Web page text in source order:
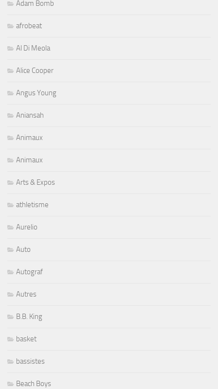
Adam Bomb
afrobeat
Al Di Meola
Alice Cooper
Angus Young
Aniansah
Animaux
Animaux
Arts & Expos
athletisme
Aurelio
Auto
Autograf
Autres
B.B. King
basket
bassistes
Beach Boys